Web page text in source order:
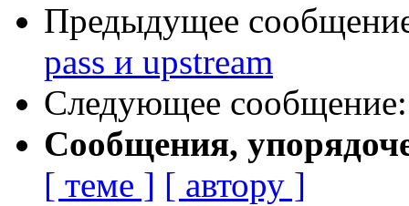
Предыдущее
pass и upstream
Следующее
Сообщения,
[ теме ] [ автору ]